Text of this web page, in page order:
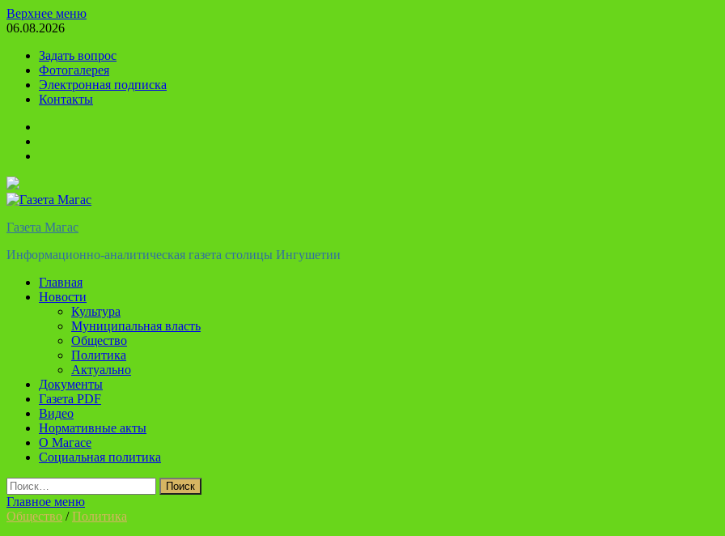
Перейти
к
Верхнее меню
06.08.2026
Задать вопрос
Фотогалерея
Электронная подписка
Контакты
Газета Магас
Информационно-аналитическая газета столицы Ингушетии
Главная
Новости
Культура
Муниципальная власть
Общество
Политика
Актуально
Документы
Газета PDF
Видео
Нормативные акты
О Магасе
Социальная политика
Найти:
Главное меню
Общество /Политика